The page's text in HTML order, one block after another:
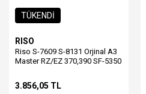
TÜKENDİ
RISO
Riso S-7609 S-8131 Orjinal A3
Master RZ/EZ 370,390 SF-5350
3.856,05 TL